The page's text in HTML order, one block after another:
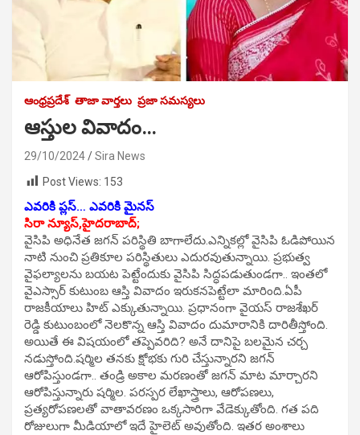
ఆంధ్రప్రదేశ్ తాజా వార్తలు ప్రజా సమస్యలు
ఆస్తుల వివాదం…
29/10/2024
Sira News
Post Views: 153
ఎవరికి ప్లస్… ఎవరికి మైనస్
సిరా న్యూస్,హైదరాబాద్;
వైసిపి అధినేత జగన్ పరిస్థితి బాగాలేదు.ఎన్నికల్లో వైసిపి ఓడిపోయిన
నాటి నుంచి ప్రతికూల పరిస్థితులు ఎదురవుతున్నాయి. ప్రభుత్వ
వైఫల్యాలను బయట పెట్టేందుకు వైసిపి సిద్ధపడుతుండగా.. ఇంతలో
వైఎస్సార్ కుటుంబ ఆస్తి వివాదం ఇరుకనపెట్టేలా మారింది.ఏపీ
రాజకీయాలు హిట్ ఎక్కుతున్నాయి. ప్రధానంగా వైయస్ రాజశేఖర్
రెడ్డి కుటుంబంలో నెలకొన్న ఆస్తి వివాదం దుమారానికి దారితీస్తోంది.
అయితే ఈ విషయంలో తప్పెవరిది? అనే దానిపై బలమైన చర్చ
నడుస్తోంది.షర్మిల తనకు క్షోభకు గురి చేస్తున్నారని జగన్
ఆరోపిస్తుండగా.. తండ్రి అకాల మరణంతో జగన్ మాట మార్చారని
ఆరోపిస్తున్నారు షర్మిల. పరస్పర లేఖాస్త్రాలు, ఆరోపణలు,
ప్రత్యరోపణలతో వాతావరణం ఒక్కసారిగా వేడెక్కుతోంది. గత పది
రోజులుగా మీడియాలో ఇదే హైలెట్ అవుతోంది. ఇతర అంశాలు